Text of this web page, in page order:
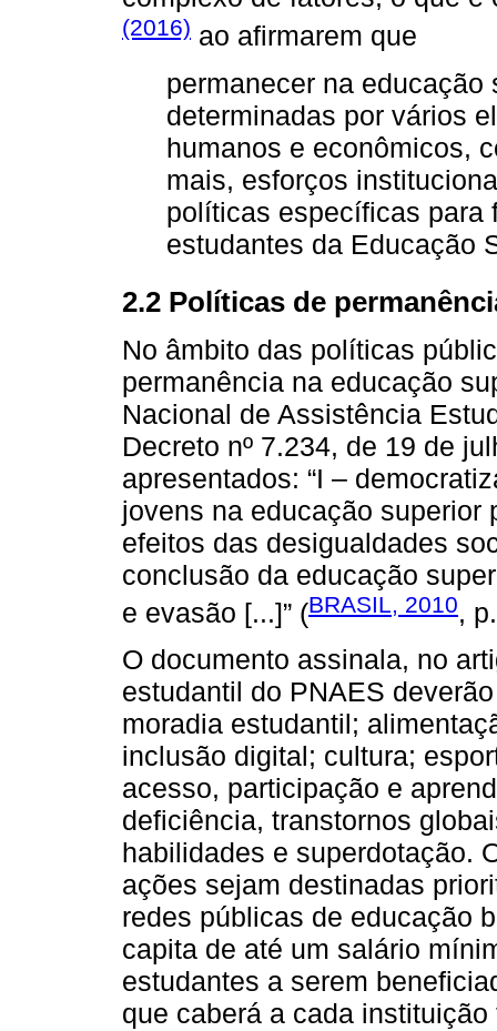
(2016) ao afirmarem que
permanecer na
determinadas por vários
humanos e econômicos,
mais, esforços
políticas específicas para
estudantes da Educação
2.2 Políticas de
No âmbito das políticas
permanência na educação
Nacional de Assistência
Decreto nº 7.234, de 19 de
apresentados: “I –
jovens na educação superior
efeitos das desigualdades
conclusão da educação
e evasão [...]” (BRASIL, 2010,
O documento assinala, no
estudantil do PNAES
moradia estudantil;
inclusão digital; cultura;
acesso, participação e
deficiência, transtornos
habilidades e superdotação.
ações sejam destinadas
redes públicas de educação
capita de até um salário
estudantes a serem
que caberá a cada